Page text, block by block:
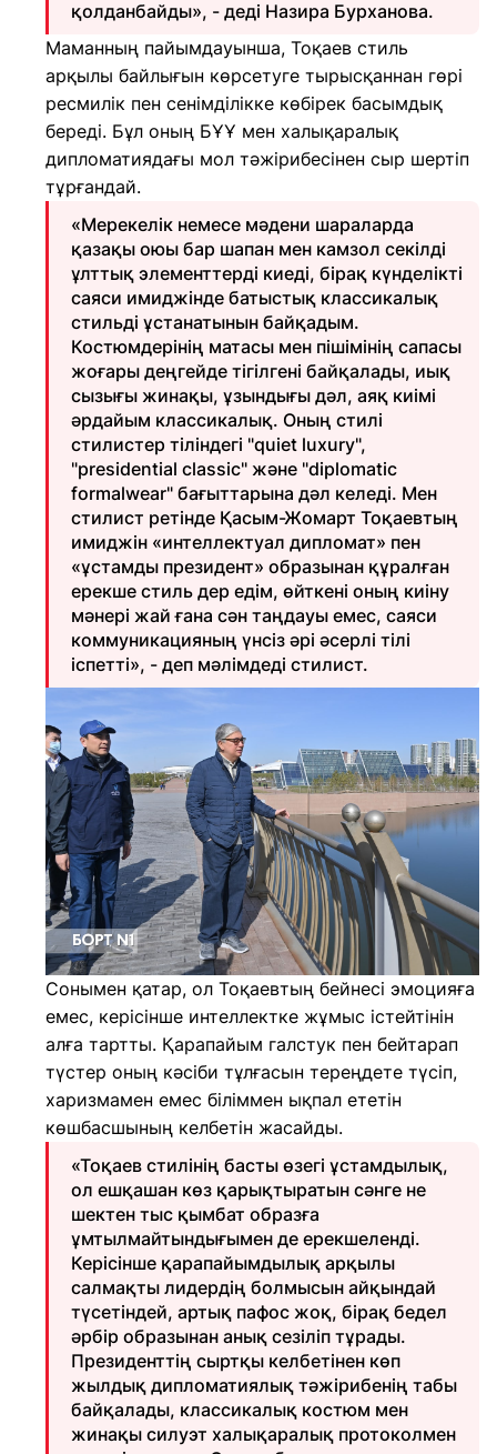
қолданбайды», - деді Назира Бурханова.
Маманның пайымдауынша, Тоқаев стиль
арқылы байлығын көрсетуге тырысқаннан гөрі
ресмилік пен сенімділікке көбірек басымдық
береді. Бұл оның БҰҰ мен халықаралық
дипломатиядағы мол тәжірибесінен сыр шертіп
тұрғандай.
«Мерекелік немесе мәдени шараларда
қазақы оюы бар шапан мен камзол секілді
ұлттық элементтерді киеді, бірақ күнделікті
саяси имиджінде батыстық классикалық
стильді ұстанатынын байқадым.
Костюмдерінің матасы мен пішімінің сапасы
жоғары деңгейде тігілгені байқалады, иық
сызығы жинақы, ұзындығы дәл, аяқ киімі
әрдайым классикалық. Оның стилі
стилистер тіліндегі "quiet luxury",
"presidential classic" және "diplomatic
formalwear" бағыттарына дәл келеді. Мен
стилист ретінде Қасым-Жомарт Тоқаевтың
имиджін «интеллектуал дипломат» пен
«ұстамды президент» образынан құралған
ерекше стиль дер едім, өйткені оның киіну
мәнері жай ғана сән таңдауы емес, саяси
коммуникацияның үнсіз әрі әсерлі тілі
іспетті», - деп мәлімдеді стилист.
Сонымен қатар, ол Тоқаевтың бейнесі эмоцияға
емес, керісінше интеллектке жұмыс істейтінін
алға тартты. Қарапайым галстук пен бейтарап
түстер оның кәсіби тұлғасын тереңдете түсіп,
харизмамен емес біліммен ықпал ететін
көшбасшының келбетін жасайды.
«Тоқаев стилінің басты өзегі ұстамдылық,
ол ешқашан көз қарықтыратын сәнге не
шектен тыс қымбат образға
ұмтылмайтындығымен де ерекшеленді.
Керісінше қарапайымдылық арқылы
салмақты лидердің болмысын айқындай
түсетіндей, артық пафос жоқ, бірақ бедел
әрбір образынан анық сезіліп тұрады.
Президенттің сыртқы келбетінен көп
жылдық дипломатиялық тәжірибенің табы
байқалады, классикалық костюм мен
жинақы силуэт халықаралық протоколмен